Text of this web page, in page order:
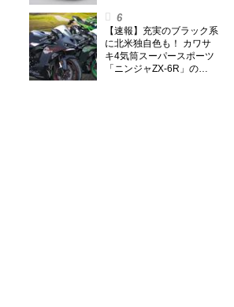
【速報】充実のブラック系
に北米独自色も！ カワサ
キ4気筒スーパースポーツ
「ニンジャZX-6R」の